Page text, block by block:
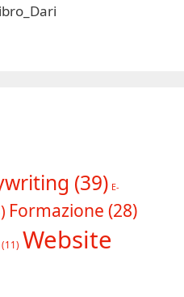
(39) E-
Formazione (28)
(11) Website